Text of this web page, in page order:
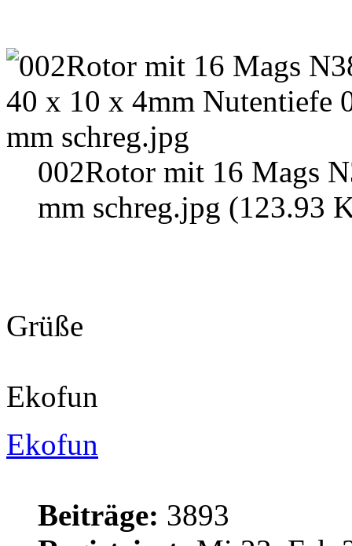
002Rotor mit 16 Mags
mm schreg.jpg (123.93
Grüße
Ekofun
Ekofun
Beiträge: 3893